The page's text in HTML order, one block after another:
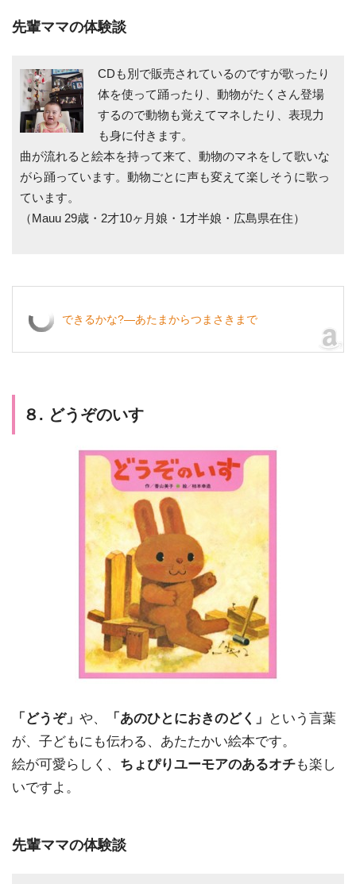
先輩ママの体験談
CDも別で販売されているのですが歌ったり
体を使って踊ったり、動物がたくさん登場
するので動物も覚えてマネしたり、表現力
も身に付きます。
曲が流れると絵本を持って来て、動物のマネをして歌いな
がら踊っています。動物ごとに声も変えて楽しそうに歌っ
ています。
（Mauu 29歳・2才10ヶ月娘・1才半娘・広島県在住）
できるかな?―あたまからつまさきまで
８. どうぞのいす
「どうぞ」 や、 「あのひとにおきのどく」
という言葉
が、子どもにも伝わる、あたたかい絵本です。
絵が可愛らしく、 ちょぴりユーモアのあるオチも楽し
いですよ。
先輩ママの体験談